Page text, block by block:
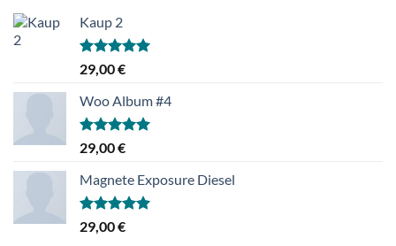
Kaup 2
Hinnanguga
5.00
29,00€
Woo Album #4
Hinnanguga
5.00
29,00€
Magnete Exposure Diesel
Hinnanguga
5.00
29,00€